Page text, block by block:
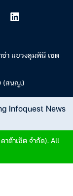
า แขวงลุมพินี เขต
(สนญ.)
Infoquest News
ต้าเซ็ต จำกัด). All